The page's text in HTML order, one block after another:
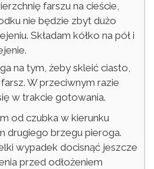
farszu na cieście,
nie będzie zbyt dużo
Składam kółko na pół i
na tym, żeby skleić ciasto,
W przeciwnym razie
w trakcie gotowania.
od czubka w kierunku
drugiego brzegu pieroga.
wypadek docisnąć jeszcze
przed odłożeniem